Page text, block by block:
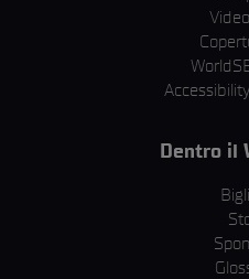
Dentro il